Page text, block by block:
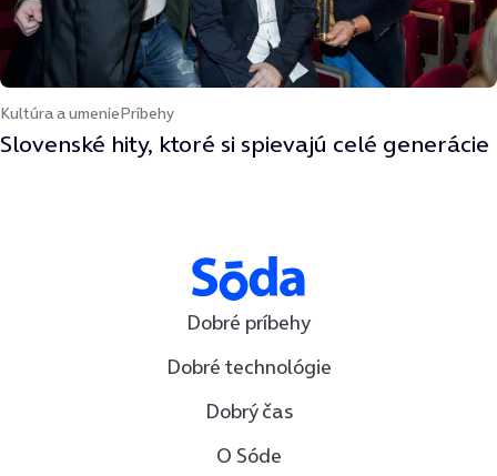
Kultúra a umeniePríbehy
Slovenské hity, ktoré si spievajú celé generácie
Dobré príbehy
Dobré technológie
Dobrý čas
O Sóde